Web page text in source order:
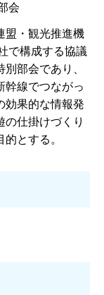
会
盟・観光推進機
で構成する協議
部会であり、
幹線でつながっ
効果的な情報発
仕掛けづくり
とする。